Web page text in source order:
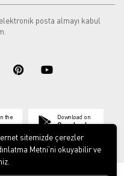
posta almayı kabul
the Download on
Google play
sitemizde çerezler
Metni’ni okuyabilir ve